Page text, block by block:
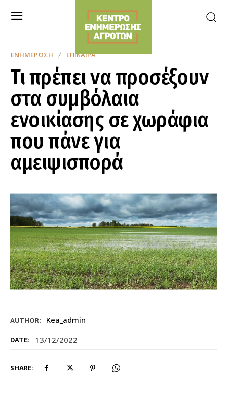
AUTHOR: Kea_admin
DATE: 13/12/2022
SHARE:
ΕΝΗΜΈΡΩΣΗ ΕΠΊΚΑΙΡΑ
Τι πρέπει να προσέξουν
στα συμβόλαια
ενοικίασης σε χωράφια
που πάνε για
αμειψισπορά